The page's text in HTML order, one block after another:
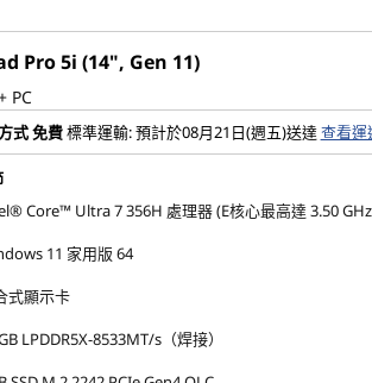
Pro 5i (14", Gen 11)
PC
式免費標準運輸: 預計於08月21日(週五)送達查看運
Core™ Ultra 7 356H 處理器 (E核心最高達 3.50
11 家用版 64
式顯示卡
LPDDR5X-8533MT/s（焊接）